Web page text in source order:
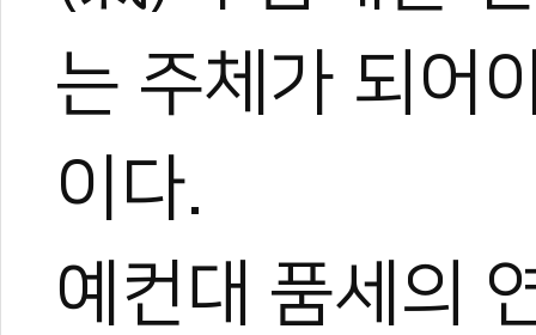
는 주체가 되어
이다.
예컨대 품세의